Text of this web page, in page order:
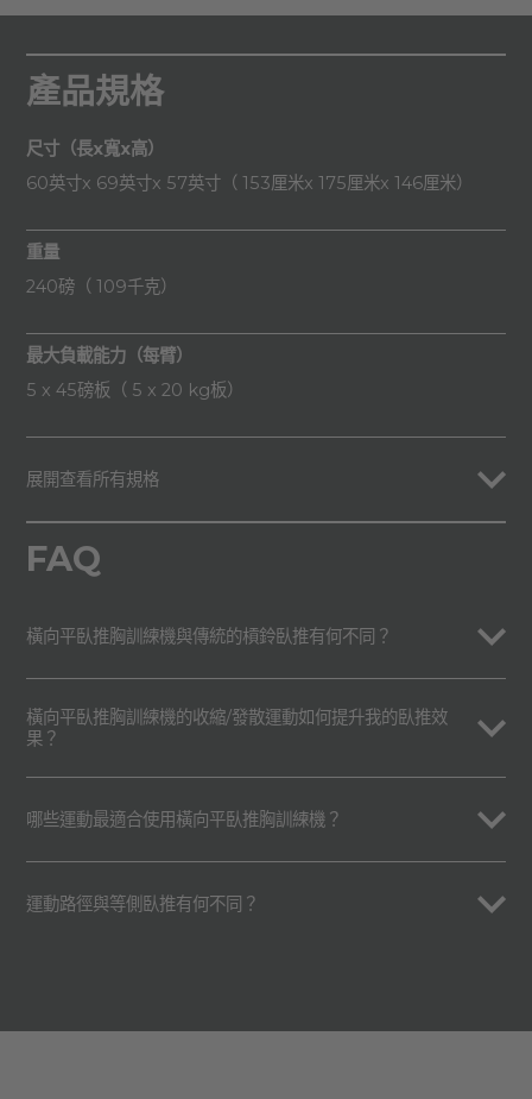
產品規格
尺寸（長x寬x高）
60英寸x 69英寸x 57英寸（ 153厘米x 175厘米x 146厘米）
重量
240磅（ 109千克）
最大負載能力（每臂）
5 x 45磅板（ 5 x 20 kg板）
展開查看所有規格
FAQ
橫向平臥推胸訓練機與傳統的槓鈴臥推有何不同？
橫向平臥推胸訓練機的收縮/發散運動如何提升我的臥推效
果？
哪些運動最適合使用橫向平臥推胸訓練機？
運動路徑與等側臥推有何不同？